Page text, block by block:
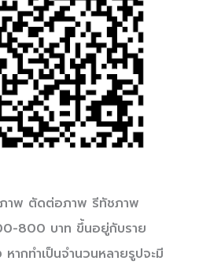
ภาพ ตัดต่อภาพ รีทัชภาพ
800 บาท ขึ้นอยู่กับราย
ากทำเป็นจำนวนหลายรูปจะมี